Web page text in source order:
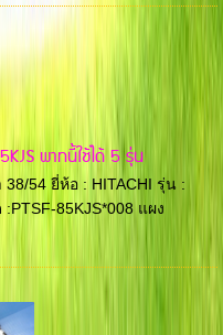
พาทนี้ใช้ได้ 5 รุ่น
54 ยี่ห้อ : HITACHI รุ่น :
85KJS*008 แผง